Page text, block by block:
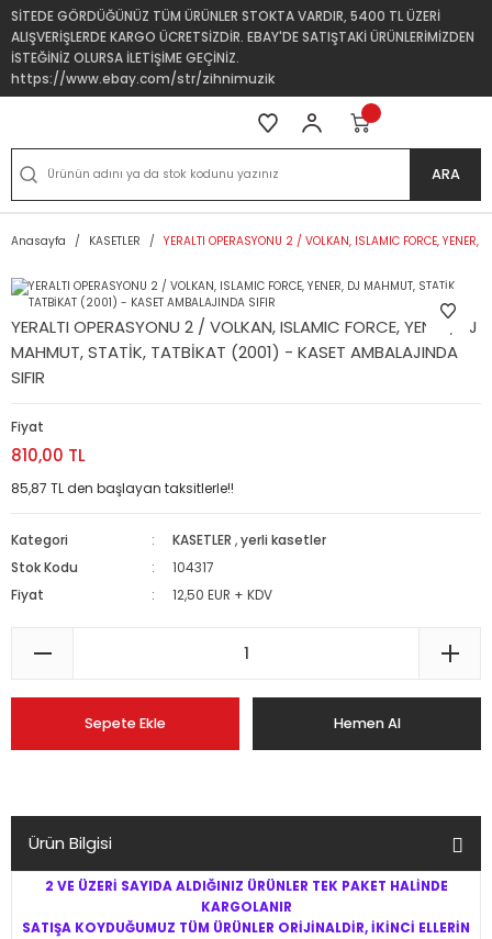
SİTEDE GÖRDÜĞÜNÜZ TÜM ÜRÜNLER STOKTA VARDIR, 5400 TL ÜZERİ
ALIŞVERİŞLERDE KARGO ÜCRETSİZDİR. EBAY'DE SATIŞTAKİ ÜRÜNLERİMİZDEN
İSTEĞİNİZ OLURSA İLETİŞİME GEÇİNİZ.
https://www.ebay.com/str/zihnimuzik
ARA
Anasayfa KASETLER YERALTI OPERASYONU 2 / VOLKAN, ISLAMIC FORCE,
YERALTI OPERASYONU 2 / VOLKAN, ISLAMIC FORCE, YENER, DJ
MAHMUT, STATİK, TATBİKAT (2001) - KASET AMBALAJINDA
SIFIR
Fiyat
810,00 TL
85,87 TL den başlayan taksitlerle!!
Kategori KASETLER ,yerli kasetler
Stok Kodu
104317
Fiyat
12,50 EUR + KDV
Sepete Ekle Hemen Al
Ürün Bilgisi
2 VE ÜZERİ SAYIDA ALDIĞINIZ ÜRÜNLER TEK PAKET HALİNDE
KARGOLANIR
SATIŞA KOYDUĞUMUZ TÜM ÜRÜNLER ORİJİNALDİR, İKİNCİ ELLERİN